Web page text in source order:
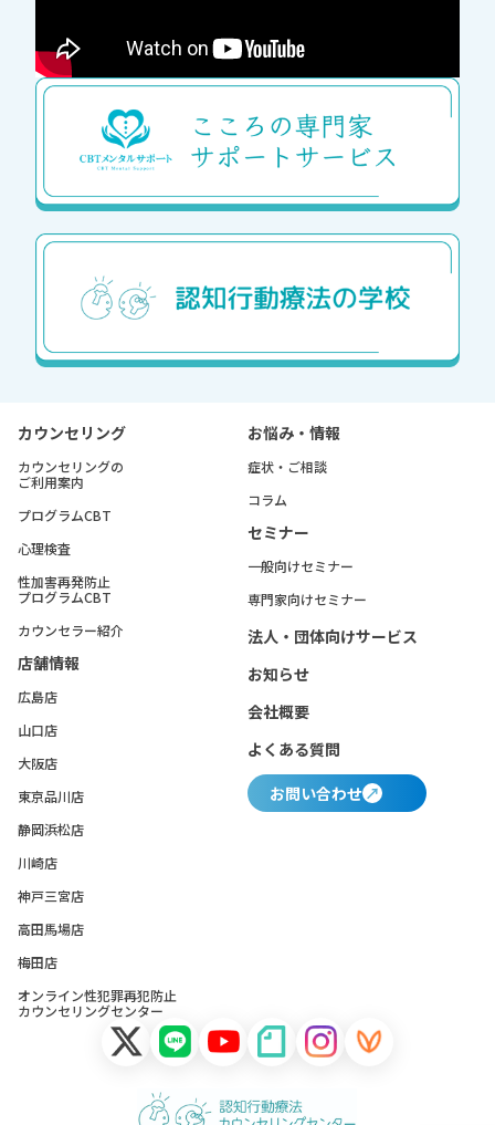
カウンセリング
カウンセリングの
ご利用案内
プログラムCBT
心理検査
性加害再発防止
プログラムCBT
カウンセラー紹介
店舗情報
広島店
山口店
大阪店
東京品川店
静岡浜松店
川崎店
神戸三宮店
高田馬場店
梅田店
オンライン性犯罪再犯防止
カウンセリングセンター
お悩み・情報
症状・ご相談
コラム
セミナー
一般向けセミナー
専門家向けセミナー
法人・団体向けサービス
お知らせ
会社概要
よくある質問
お問い合わせ